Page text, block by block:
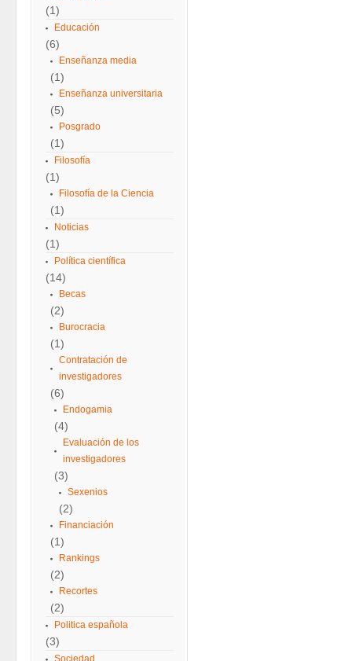
(1)
Educación
(6)
Enseñanza media
(1)
Enseñanza universitaria
(5)
Posgrado
(1)
Filosofía
(1)
Filosofía de la Ciencia
(1)
Noticias
(1)
Política científica
(14)
Becas
(2)
Burocracia
(1)
Contratación de
investigadores
(6)
Endogamia
(4)
Evaluación de los
investigadores
(3)
Sexenios
(2)
Financiación
(1)
Rankings
(2)
Recortes
(2)
Politica española
(3)
Sociedad